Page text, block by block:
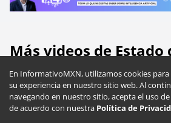
En InformativoMXN, utilizamos cookies
su experiencia en nuestro sitio web. Al
navegando en nuestro sitio, acepta el uso
de acuerdo con nuestra Política de
Más videos de Estado